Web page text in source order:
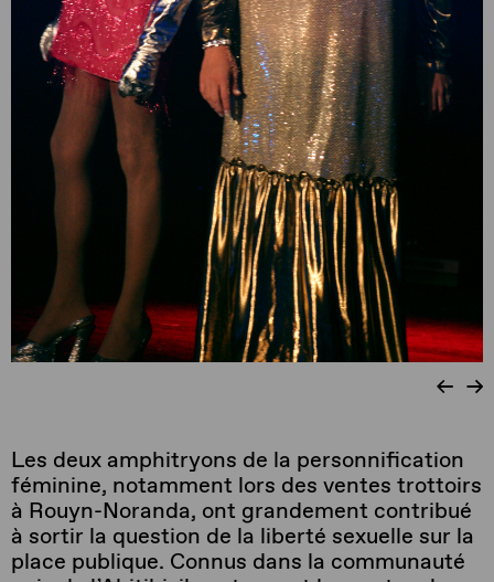
Les deux amphitryons de la personnification
féminine, notamment lors des ventes trottoirs
à Rouyn-Noranda, ont grandement contribué
à sortir la question de la liberté sexuelle sur la
place publique. Connus dans la communauté